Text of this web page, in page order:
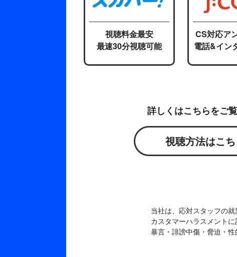
視聴料金最安
最速30分視聴可能
CS対応ア
電話&イン
詳しくはこちらをご
視聴方法はこ
当社は、応対スタッフの
カスタマーハラスメント
暴言・誹謗中傷・脅迫・